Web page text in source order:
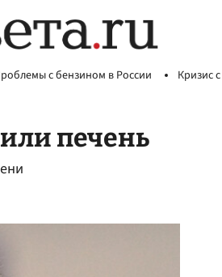
с бензином в России Кризис
печень